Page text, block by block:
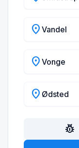
location_on Vandel
location_on Vonge
location_on Ødsted
pest_control